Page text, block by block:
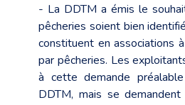
- La DDTM a émis le
pêcheries soient bien
constituent en associations
par pêcheries. Les
à cette demande
DDTM, mais se